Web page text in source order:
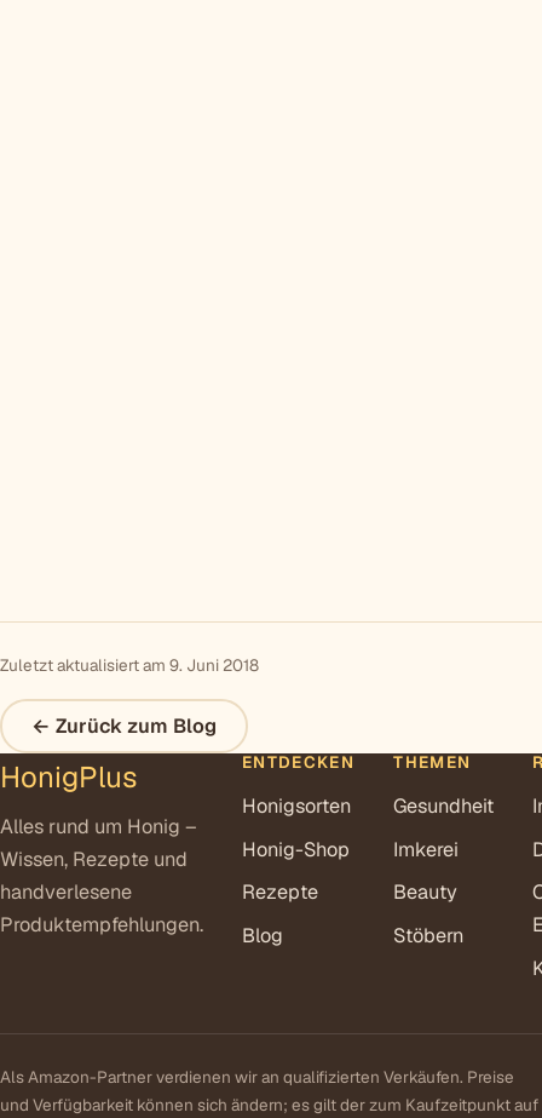
Zuletzt aktualisiert am 9. Juni 2018
← Zurück zum Blog
HonigPlus
Alles rund um Honig –
Wissen, Rezepte und
handverlesene
Produktempfehlungen.
ENTDECKEN
Honigsorten
Honig-Shop
Rezepte
Blog
THEMEN
Gesundheit
Imkerei
Beauty
Stöbern
Als Amazon-Partner verdienen wir an qualifizierten Verkäufen. Preise
und Verfügbarkeit können sich ändern; es gilt der zum Kaufzeitpunkt auf